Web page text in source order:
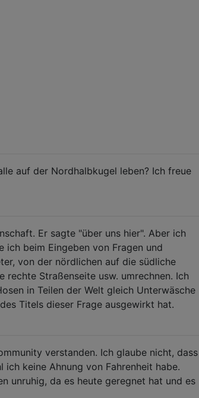
auf der Nordhalbkugel leben? Ich freue
Er sagte "über uns hier". Aber ich
beim Eingeben von Fragen und
von der nördlichen auf die südliche
rechte Straßenseite usw. umrechnen. Ich
in Teilen der Welt gleich Unterwäsche
Titels dieser Frage ausgewirkt hat.
verstanden. Ich glaube nicht, dass
keine Ahnung von Fahrenheit habe.
unruhig, da es heute geregnet hat und es